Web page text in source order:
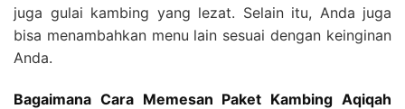
juga gulai kambing yang lezat. Selain itu, Anda juga
bisa menambahkan menu lain sesuai dengan keinginan
Anda.
Bagaimana Cara Memesan Paket Kambing Aqiqah